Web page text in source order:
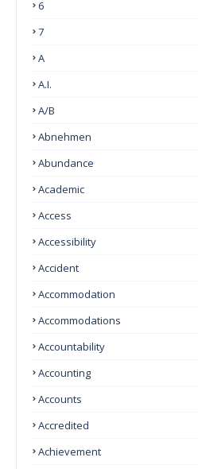
6
7
A
A.I.
A/B
Abnehmen
Abundance
Academic
Access
Accessibility
Accident
Accommodation
Accommodations
Accountability
Accounting
Accounts
Accredited
Achievement